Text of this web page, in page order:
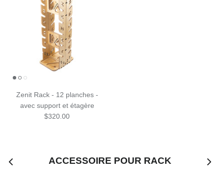
Zenit Rack - 12 planches -
avec support et étagère
$320.00
ACCESSOIRE POUR RACK